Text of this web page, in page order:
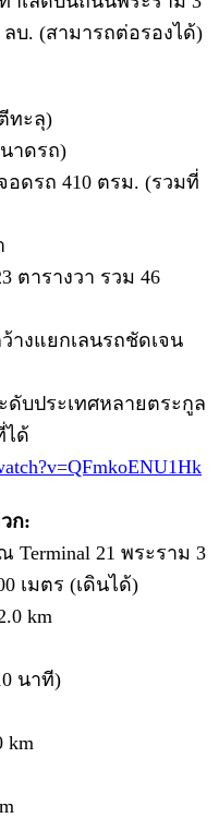
ลบ. (สามารถต่อรองได้)
ทะลุ)
าดรถ)
ดรถ 410 ตรม. (รวมที่
ตารางวา รวม 46
างแยกเลนรถชัดเจน
ดับประเทศหลายตระกูล
ได้
ก:
Terminal 21 พระราม 3
เมตร (เดินได้)
km
นาที)
km